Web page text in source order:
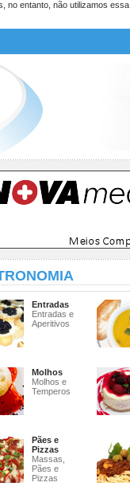
no entanto, não utilizamos
Entradas
Entradas e
Aperitivos
Molhos
Molhos e
Temperos
Pães e
Pizzas
Massas,
Pães e
Pizzas